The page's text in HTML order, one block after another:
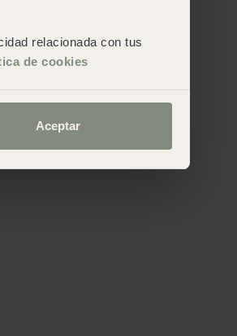
relacionada con tus
de cookies
Aceptar